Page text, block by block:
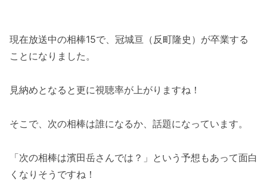
現在放送中の相棒15で、冠城亘（反町隆史）が卒業する
ことになりました。
見納めとなると更に視聴率が上がりますね！
そこで、次の相棒は誰になるか、話題になっています。
「次の相棒は濱田岳さんでは？」という予想もあって面白
くなりそうですね！